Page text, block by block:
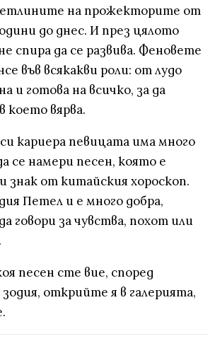
на прожекторите от
до днес. И през цялото
спира да се развива. Феновете
във всякакви роли: от лудо
и готова на всичко, за да
което вярва.
кариера певицата има много
се намери песен, която е
знак от китайския хороскоп.
Петел и е много добра,
говори за чувства, похот или
песен сте вие, според
открийте я в галерията,